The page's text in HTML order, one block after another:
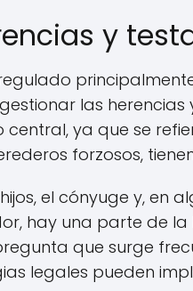
y
las herencias
ya que se
forzosos,
el cónyuge y, en
hay una parte de
que surge
legales pueden